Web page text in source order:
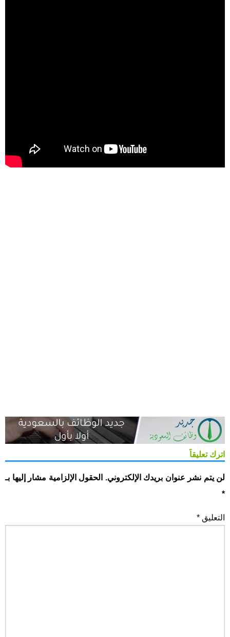
اترك تعليقاً
لن يتم نشر عنوان بريدك الإلكتروني.
الحقول الإلزامية مشار إليها بـ
*
التعليق *